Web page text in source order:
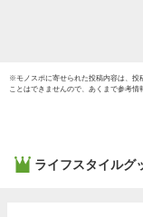
※モノスポに寄せられた投稿内容は、投
ことはできませんので、あくまで参考情
ライフスタイルグ